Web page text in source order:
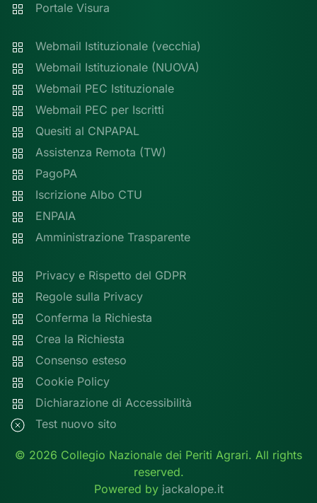
Portale Visura
Webmail Istituzionale (vecchia)
Webmail Istituzionale (NUOVA)
Webmail PEC Istituzionale
Webmail PEC per Iscritti
Quesiti al CNPAPAL
Assistenza Remota (TW)
PagoPA
Iscrizione Albo CTU
ENPAIA
Amministrazione Trasparente
Privacy e Rispetto del GDPR
Regole sulla Privacy
Conferma la Richiesta
Crea la Richiesta
Consenso esteso
Cookie Policy
Dichiarazione di Accessibilità
Test nuovo sito
© 2026 Collegio Nazionale dei Periti Agrari. All rights
reserved.
Powered by jackalope.it